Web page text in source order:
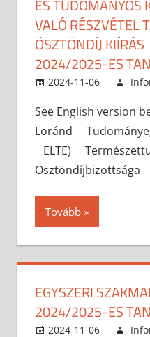
ÉS TUDOMÁNYOS
VALÓ RÉSZVÉTEL
ÖSZTÖNDÍJ KIÍRÁS
2024/2025-ES
2024-11-06
See English version
Loránd
ELTE)
Ösztöndíjbizottsága
Tovább
EGYSZERI
2024/2025-ES
2024-11-06